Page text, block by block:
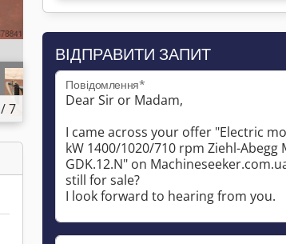
/7
ВІДПРАВИТИ ЗАПИТ
Повідомлення*